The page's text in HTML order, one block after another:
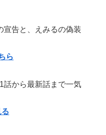
宣告と、えみるの偽装
ら
話から最新話まで一気